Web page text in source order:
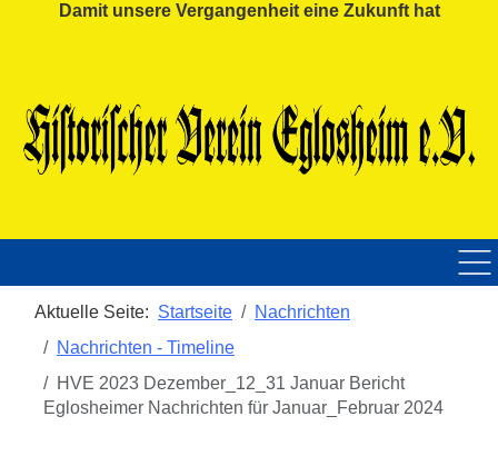
Damit unsere Vergangenheit eine Zukunft hat
Aktuelle Seite: Startseite
Nachrichten
Nachrichten - Timeline
HVE 2023 Dezember_12_31 Januar Bericht
Eglosheimer Nachrichten für Januar_Februar 2024